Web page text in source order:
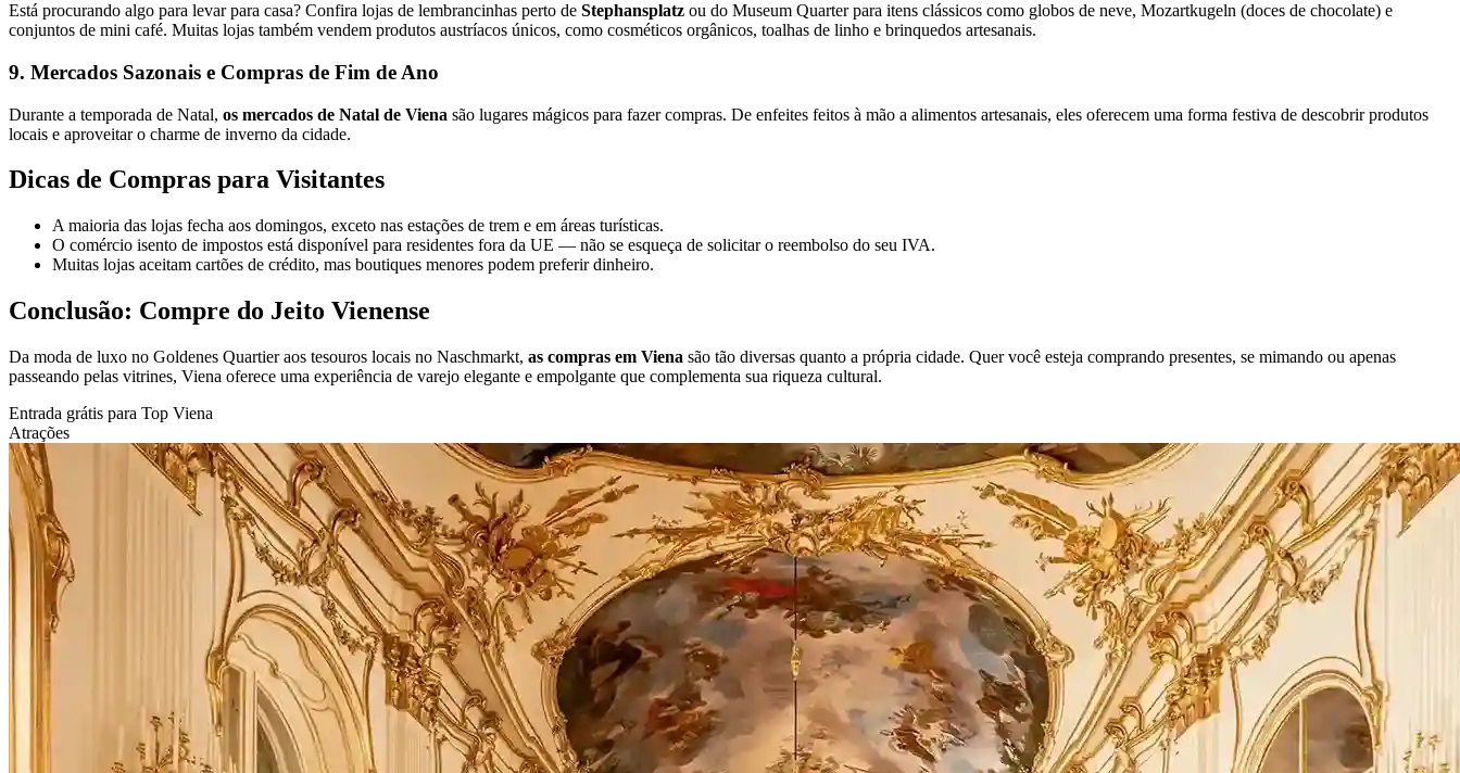
Está procurando algo para levar para casa? Confira lojas de lembrancinhas perto de Stephansplatz ou do Museum Quarter para itens clássicos como globos de neve, Mozartkugeln (doces de chocolate) e
conjuntos de mini café. Muitas lojas também vendem produtos austríacos únicos, como cosméticos orgânicos, toalhas de linho e brinquedos artesanais.
9. Mercados Sazonais e Compras de Fim de Ano
Durante a temporada de Natal, os mercados de Natal de Viena são lugares mágicos para fazer compras. De enfeites feitos à mão a alimentos artesanais, eles oferecem uma forma festiva de descobrir produtos
locais e aproveitar o charme de inverno da cidade.
Dicas de Compras para Visitantes
A maioria das lojas fecha aos domingos, exceto nas estações de trem e em áreas turísticas.
O comércio isento de impostos está disponível para residentes fora da UE — não se esqueça de solicitar o reembolso do seu IVA.
Muitas lojas aceitam cartões de crédito, mas boutiques menores podem preferir dinheiro.
Conclusão: Compre do Jeito Vienense
Da moda de luxo no Goldenes Quartier aos tesouros locais no Naschmarkt, as compras em Viena são tão diversas quanto a própria cidade. Quer você esteja comprando presentes, se mimando ou apenas
passeando pelas vitrines, Viena oferece uma experiência de varejo elegante e empolgante que complementa sua riqueza cultural.
Entrada grátis para Top Viena
Atrações